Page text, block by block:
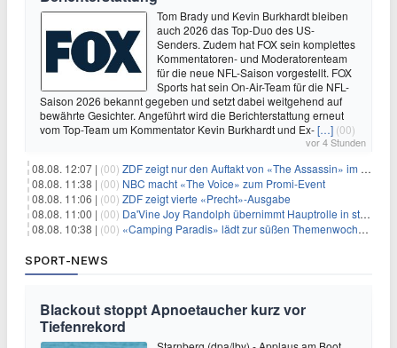
Tom Brady und Kevin Burkhardt bleiben
auch 2026 das Top-Duo des US-
Senders. Zudem hat FOX sein komplettes
Kommentatoren- und Moderatorenteam
für die neue NFL-Saison vorgestellt. FOX
Sports hat sein On-Air-Team für die NFL-
Saison 2026 bekannt gegeben und setzt dabei weitgehend auf
bewährte Gesichter. Angeführt wird die Berichterstattung erneut
vom Top-Team um Kommentator Kevin Burkhardt und Ex-[…] (00)
vor 4 Stunden
08.08. 12:07 | (00) ZDF zeigt nur den Auftakt von «The Assassin» im Fernsehen
08.08. 11:38 | (00) NBC macht «The Voice» zum Promi-Event
08.08. 11:06 | (00) ZDF zeigt vierte «Precht»-Ausgabe
08.08. 11:00 | (00) Da'Vine Joy Randolph übernimmt Hauptrolle in starbesetzter schwarzer Komödie
08.08. 10:38 | (00) «Camping Paradis» lädt zur süßen Themenwoche ein
SPORT-NEWS
Blackout stoppt Apnoetaucher kurz vor
Tiefenrekord